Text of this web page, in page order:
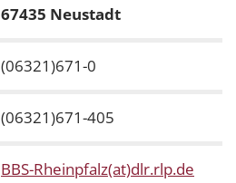
67435 Neustadt
(06321)671-0
(06321)671-405
BBS-Rheinpfalz(at)dlr.rlp.de